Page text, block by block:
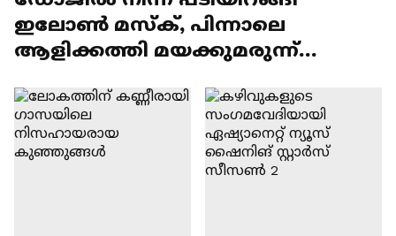
ഇലോൺ മസ്ക്, പിന്നാലെ
ആളിക്കത്തി മയക്കുമരുന്ന്